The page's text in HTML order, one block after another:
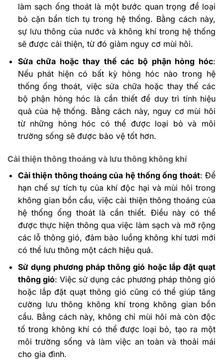
làm sạch ống thoát là một bước quan trọng để loại
bỏ cặn bẩn tích tụ trong hệ thống. Bằng cách này,
sự lưu thông của nước và không khí trong hệ thống
sẽ được cải thiện, từ đó giảm nguy cơ mùi hôi.
Sửa chữa hoặc thay thế các bộ phận hỏng hóc:
Nếu phát hiện có bất kỳ hỏng hóc nào trong hệ
thống ống thoát, việc sửa chữa hoặc thay thế các
bộ phận hỏng hóc là cần thiết để duy trì tính hiệu
quả của hệ thống. Bằng cách này, nguy cơ mùi hôi
từ những hỏng hóc có thể được loại bỏ và môi
trường sống sẽ được bảo vệ tốt hơn.
Cải thiện thông thoáng và lưu thông không khí
Cải thiện thông thoáng của hệ thống ống thoát: Để
hạn chế sự tích tụ của khí độc hại và mùi hôi trong
không gian bồn cầu, việc cải thiện thông thoáng của
hệ thống ống thoát là cần thiết. Điều này có thể
được thực hiện thông qua việc làm sạch và mở rộng
các lỗ thông gió, đảm bảo luồng không khí tươi mới
có thể lưu thông một cách hiệu quả.
Sử dụng phương pháp thông gió hoặc lắp đặt quạt
thông gió: Việc sử dụng các phương pháp thông gió
hoặc lắp đặt quạt thông gió cũng có thể giúp tăng
cường lưu thông không khí trong không gian bồn
cầu. Bằng cách này, không chỉ mùi hôi mà còn độc
tố trong không khí có thể được loại bỏ, tạo ra một
môi trường sống và làm việc an toàn và thoải mái
cho gia đình.